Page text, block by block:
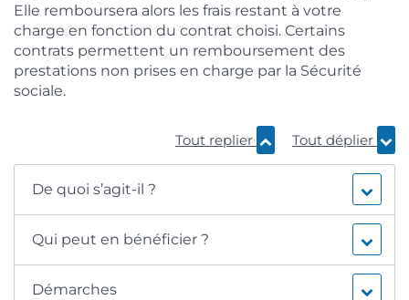
Elle remboursera alors les frais restant à votre
charge en fonction du contrat choisi. Certains
contrats permettent un remboursement des
prestations non prises en charge par la Sécurité
sociale.
Tout replier Tout déplier
De quoi s’agit-il ?
Qui peut en bénéficier ?
Démarches